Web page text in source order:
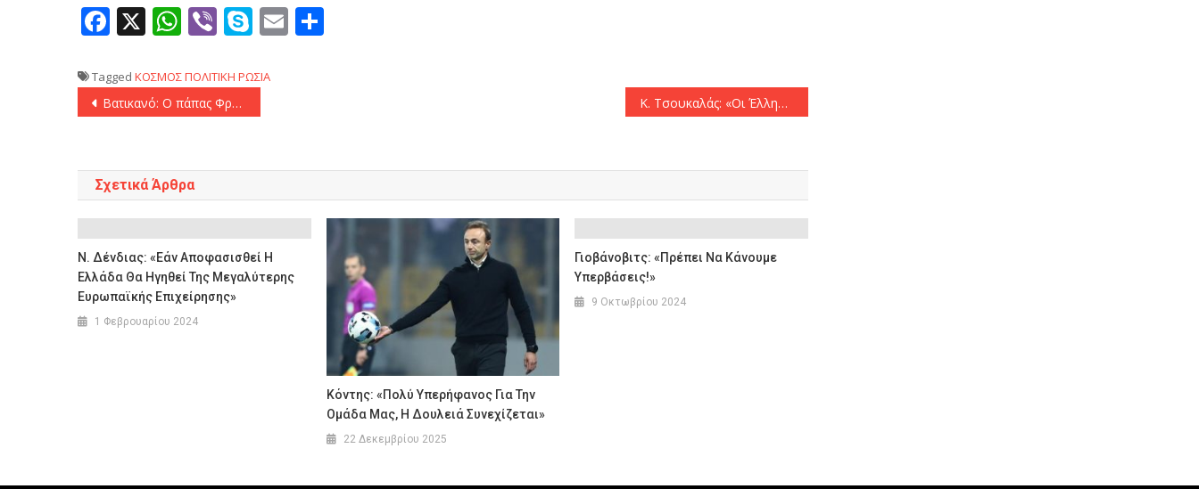
Facebook
X WhatsApp
ViberSkype
Email
Tagged ΚΟΣΜΟΣΠΟΛΙΤΙΚΗ ΡΩΣΙΑ
Πλοήγηση
Βατικανό: O πάπας Φραγκίσκος συνεχίζει να τρέφεται κανονικά χωρίς τεχνητή υποστήριξη Κ. Τσουκαλάς: «Οι Έλληνες αξίζουν κάτι πολύ καλύτερο από μία κυβέρνηση που στα μάτια των πολιτών είναι ένοχη για συγκάλυψη»
Σχετικά Άρθρα
Ν. Δένδιας: «Εάν Αποφασισθεί Η
Ελλάδα Θα Ηγηθεί Της Μεγαλύτερης
Ευρωπαϊκής Επιχείρησης»
1 Φεβρουαρίου 2024
Kόντης: «Πολύ Υπερήφανος Για Την
Ομάδα Μας, Η Δουλειά Συνεχίζεται»
22 Δεκεμβρίου 2025
Γιοβάνοβιτς: «Πρέπει Να Κάνουμε
Υπερβάσεις!»
9 Οκτωβρίου 2024